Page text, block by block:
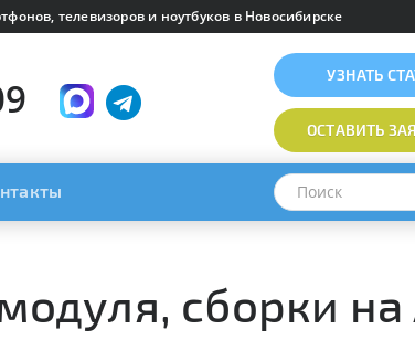
телевизоров и ноутбуков в Новосибирске
УЗНАТЬ
ОСТАВИТЬ
сборки на